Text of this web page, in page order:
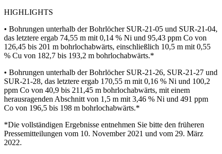
HIGHLIGHTS
• Bohrungen unterhalb der Bohrlöcher SUR-21-05 und SUR-21-04,
das letztere ergab 74,55 m mit 0,14 % Ni und 95,43 ppm Co von
126,45 bis 201 m bohrlochabwärts, einschließlich 10,5 m mit 0,55
% Cu von 182,7 bis 193,2 m bohrlochabwärts.*
• Bohrungen unterhalb der Bohrlöcher SUR-21-26, SUR-21-27 und
SUR-21-28, das letztere ergab 170,55 m mit 0,16 % Ni und 100,2
ppm Co von 40,9 bis 211,45 m bohrlochabwärts, mit einem
herausragenden Abschnitt von 1,5 m mit 3,46 % Ni und 491 ppm
Co von 196,5 bis 198 m bohrlochabwärts.*
*Die vollständigen Ergebnisse entnehmen Sie bitte den früheren
Pressemitteilungen vom 10. November 2021 und vom 29. März
2022.